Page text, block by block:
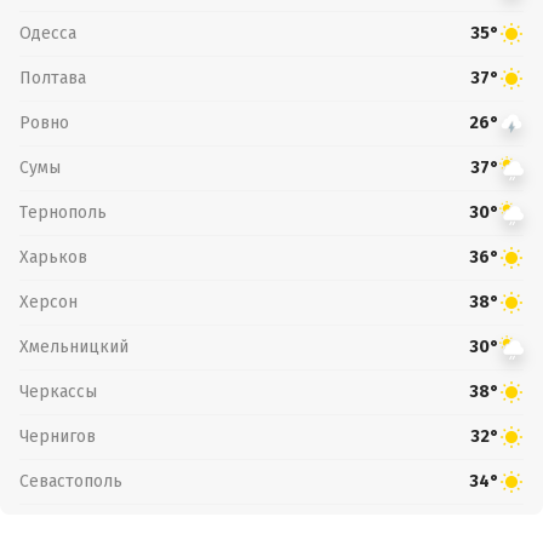
Одесса 35°
Полтава 37°
Ровно 26°
Сумы 37°
Тернополь 30°
Харьков 36°
Херсон 38°
Хмельницкий 30°
Черкассы 38°
Чернигов 32°
Севастополь 34°